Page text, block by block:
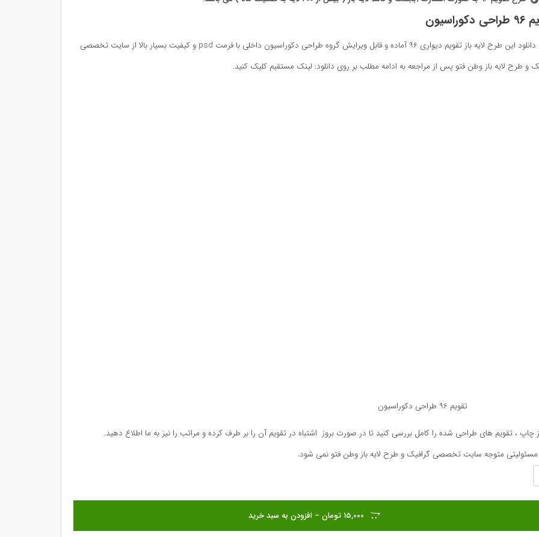
جهت دانلود این طرح لایه باز تقویم دیواری ۹۶ آماده و قابل ویرایش گروه طراحی دکوراسیون داخلی با فرمت psd و کیفیت بسیار بالا از سایت تخصصی
و طرح لایه باز وطن فتو پس از مراجعه به ادامه مطلب بر روی دانلود: لینک مستقیم کلیک کنید.
تقویم ۹۶ طراحی دکوراسیون
چاپ ، تقویم های طراحی شده را کامل بررسی کنید تا در صورت بروز اشتباه در تقویم آن را بر طرف کرده و مراتب را نیز به ما اطلاع دهید.
متوجه سایت تخصصی گرافیک و طرح لایه باز وطن فتو نمی شود.
15,000 تومان – افزودن به سبد خرید